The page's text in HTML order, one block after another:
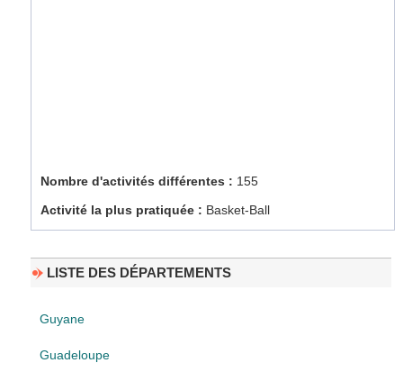
Nombre d'activités différentes : 155
Activité la plus pratiquée : Basket-Ball
LISTE DES DÉPARTEMENTS
Guyane
Guadeloupe